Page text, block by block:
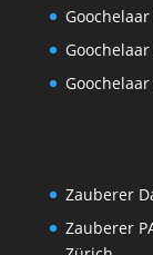
Goochelaar
Zauberer
Zauberer